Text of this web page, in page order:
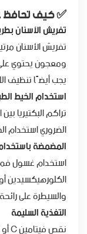
✅ كيف تحافظ
تفريش الأسنان
تفريش الأسنان
ومعجون يحتوي على
يجب أيضًا تنظيف
استخدام الخيط
تراكم البكتيريا
الضروري استخدام
المضمضة
استخدام غسول فم
الكلورهيكسيدين
والسيطرة على
التغذية السليمة